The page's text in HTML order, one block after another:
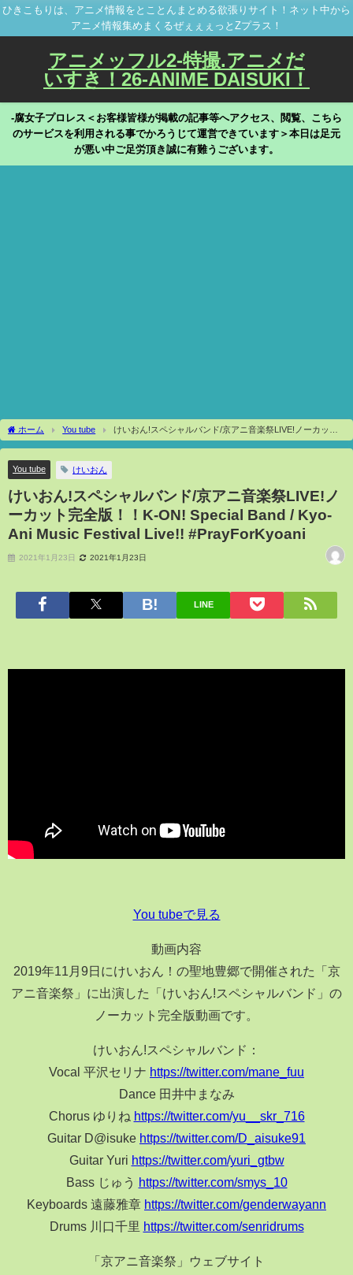
ひきこもりは、アニメ情報をとことんまとめる欲張りサイト！ネット中から
アニメ情報集めまくるぜぇぇぇっとZプラス！
アニメッフル2-特撮.アニメだ
いすき！26-ANIME DAISUKI！
-腐女子プロレス＜お客様皆様が掲載の記事等へアクセス、閲覧、こちら
のサービスを利用される事でかろうじて運営できています＞本日は足元
が悪い中ご足労頂き誠に有難うございます。
ホーム You tube
けいおん!スペシャルバンド/京アニ音楽祭LIVE!ノーカット
完全版！！K-ON! Special Band / Kyo-Ani Music Festival Live!! #PrayForKyoani
You tube けいおん
けいおん!スペシャルバンド/京アニ音楽祭LIVE!ノ
ーカット完全版！！K-ON! Special Band / Kyo-
Ani Music Festival Live!! #PrayForKyoani
2021年1月23日 2021年1月23日
LINE
You tubeで見る
動画内容
2019年11月9日にけいおん！の聖地豊郷で開催された「京
アニ音楽祭」に出演した「けいおん!スペシャルバンド」の
ノーカット完全版動画です。
けいおん!スペシャルバンド：
Vocal 平沢セリナ https://twitter.com/mane_fuu
Dance 田井中まなみ
Chorus ゆりね https://twitter.com/yu__skr_716
Guitar D@isuke https://twitter.com/D_aisuke91
Guitar Yuri https://twitter.com/yuri_gtbw
Bass じゅう
https://twitter.com/smys_10
Keyboards 遠藤雅章 https://twitter.com/genderwayann
Drums 川口千里 https://twitter.com/senridrums
「京アニ音楽祭」ウェブサイト